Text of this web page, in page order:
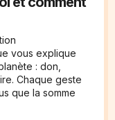
vous explique
: don,
Chaque geste
que la somme